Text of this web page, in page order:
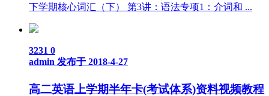
下学期核心词汇（下） 第3讲：语法专项1：介词和 ...
3231 0
admin 发布于 2018-4-27
高二英语上学期半年卡(考试体系)资料视频教程